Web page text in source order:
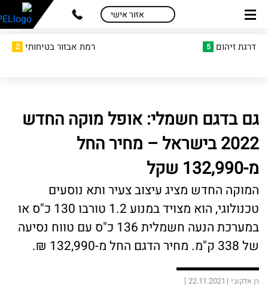
skip
content
skip
menu
אזור אישי
דרגת זיהום 5 רמת אבזור בטיחותי 2
גם בדגם חשמלי: אופל מוקה החדש
2022 בישראל – מחיר החל
מ-132,990 שקל
המוקה החדש מציג עיצוב צעיר ותא נוסעים
טכנולוגי, הוא מצויד במנוע 1.2 טורבו 130 כ"ס או
במערכת הנעה חשמלית 136 כ"ס עם טווח נסיעה
של 338 ק"מ. מחיר הדגם החל מ-132,990 ₪.
רן אלקובי 22.11.2021